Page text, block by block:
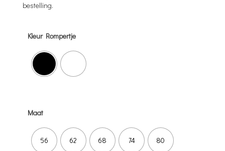
bestelling.
Kleur Rompertje
Maat
56 62 68 74 80